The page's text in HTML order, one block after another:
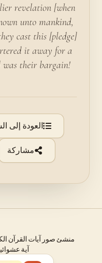
revelation [when
unto mankind,
cast this [pledge]
it away for a
their bargain!
العودة إلى
مشاركة
منشئ صور آيات القرآن
آية